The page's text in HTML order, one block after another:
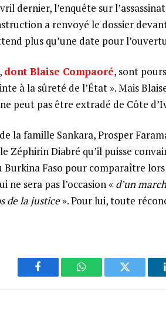
dernier, l’enquête sur
a renvoyé le dossier
plus qu’une date pour
dont Blaise Compaoré, sont
à la sûreté de l’État ». Mais
peut pas être extradé de Côte
la famille Sankara, Prosper
Zéphirin Diabré qu’il puisse
Faso pour comparaître
ne sera pas l’occasion « d’un
de la justice». Pour lui, toute
Facebook WhatsAppTwitter